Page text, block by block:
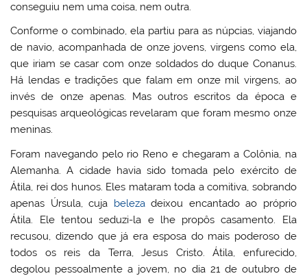
conseguiu nem uma coisa, nem outra.
Conforme o combinado, ela partiu para as núpcias, viajando
de navio, acompanhada de onze jovens, virgens como ela,
que iriam se casar com onze soldados do duque Conanus.
Há lendas e tradições que falam em onze mil virgens, ao
invés de onze apenas. Mas outros escritos da época e
pesquisas arqueológicas revelaram que foram mesmo onze
meninas.
Foram navegando pelo rio Reno e chegaram a Colônia, na
Alemanha. A cidade havia sido tomada pelo exército de
Átila, rei dos hunos. Eles mataram toda a comitiva, sobrando
apenas Úrsula, cuja belezadeixou encantado ao próprio
Átila. Ele tentou seduzi-la e lhe propôs casamento. Ela
recusou, dizendo que já era esposa do mais poderoso de
todos os reis da Terra, Jesus Cristo. Átila, enfurecido,
degolou pessoalmente a jovem, no dia 21 de outubro de